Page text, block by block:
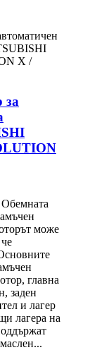
за
може
главна
заден
и лагер
лагера на